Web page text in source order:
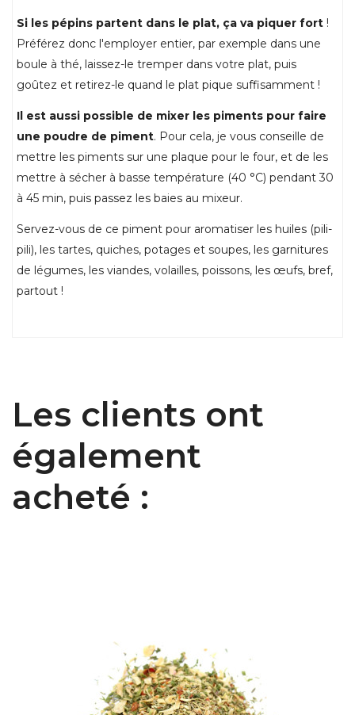
Si les pépins partent dans le plat, ça va piquer fort !
Préférez donc l'employer entier, par exemple dans une
boule à thé, laissez-le tremper dans votre plat, puis
goûtez et retirez-le quand le plat pique suffisamment !
Il est aussi possible de mixer les piments pour faire
une poudre de piment. Pour cela, je vous conseille de
mettre les piments sur une plaque pour le four, et de les
mettre à sécher à basse température (40 °C) pendant 30
à 45 min, puis passez les baies au mixeur.
Servez-vous de ce piment pour aromatiser les huiles (pili-
pili), les tartes, quiches, potages et soupes, les garnitures
de légumes, les viandes, volailles, poissons, les œufs, bref,
partout !
Les clients ont
également
acheté :